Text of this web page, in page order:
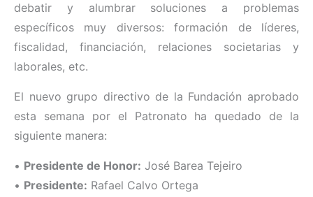
debatir y alumbrar soluciones a problemas
específicos muy diversos: formación de líderes,
fiscalidad, financiación, relaciones societarias y
laborales, etc.
El nuevo grupo directivo de la Fundación aprobado
esta semana por el Patronato ha quedado de la
siguiente manera:
• Presidente de Honor: José Barea Tejeiro
• Presidente: Rafael Calvo Ortega